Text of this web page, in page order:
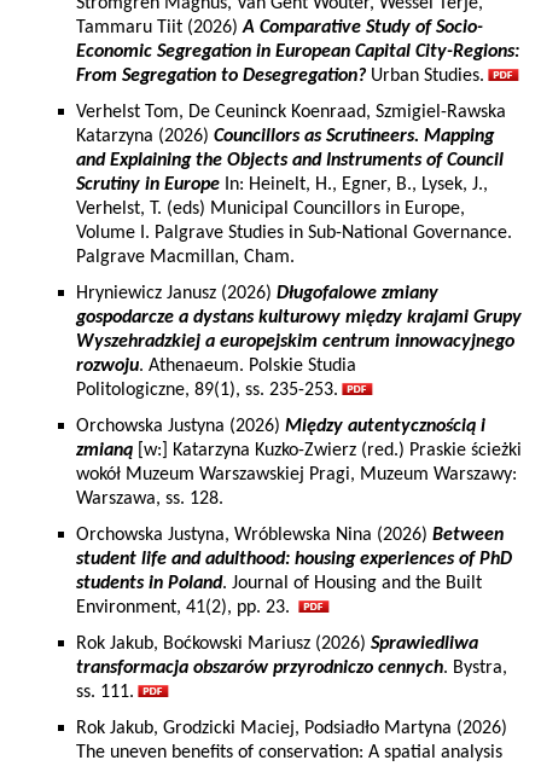
Tammaru Tiit (2026)A Comparative Study of Socio-
Economic Segregation in European Capital City-Regions:
From Segregation to Desegregation? Urban Studies.
Verhelst Tom, De Ceuninck Koenraad, Szmigiel-Rawska
Katarzyna (2026) Councillors as Scrutineers. Mapping
and Explaining the Objects and Instruments of Council
Scrutiny in Europe In: Heinelt, H., Egner, B., Lysek, J.,
Verhelst, T. (eds) Municipal Councillors in Europe,
Volume I. Palgrave Studies in Sub-National Governance.
Palgrave Macmillan, Cham.
Hryniewicz Janusz (2026) Długofalowe zmiany
gospodarcze a dystans kulturowy między krajami Grupy
Wyszehradzkiej a europejskim centrum innowacyjnego
rozwoju. Athenaeum. Polskie Studia
Politologiczne, 89(1), ss. 235-253.
Orchowska Justyna (2026) Między autentycznością i
zmianą [w:] Katarzyna Kuzko-Zwierz (red.) Praskie ścieżki
wokół Muzeum Warszawskiej Pragi, Muzeum Warszawy:
Warszawa, ss. 128.
Orchowska Justyna, Wróblewska Nina (2026) Between
student life and adulthood: housing experiences of PhD
students in Poland. Journal of Housing and the Built
Environment, 41(2), pp. 23.
Rok Jakub, Boćkowski Mariusz (2026) Sprawiedliwa
transformacja obszarów przyrodniczo cennych. Bystra,
ss. 111.
Rok Jakub, Grodzicki Maciej, Podsiadło Martyna (2026)
The uneven benefits of conservation: A spatial analysis